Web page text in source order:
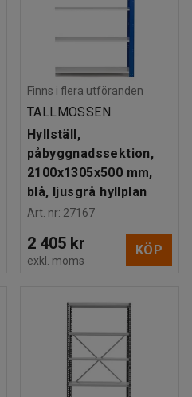
Finns i flera utföranden
TALLMOSSEN
Hyllställ,
påbyggnadssektion,
2100x1305x500 mm,
blå, ljusgrå hyllplan
Art. nr: 27167
2 405 kr
exkl. moms
KÖP